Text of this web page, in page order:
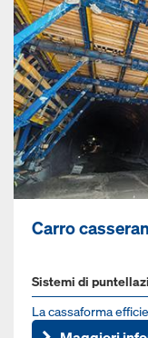
Carro
Sistemi di
La cas­saforma
cover